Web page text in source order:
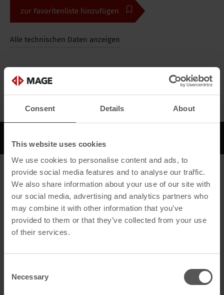
Consent Details About
This website uses cookies
We use cookies to personalise content and ads, to
provide social media features and to analyse our traffic.
We also share information about your use of our site with
our social media, advertising and analytics partners who
may combine it with other information that you’ve
provided to them or that they’ve collected from your use
of their services.
Selection
Necessary
zur Favoritenliste hinzufügen
Alle technischen Daten anzeigen
Bilder
Beschreibung
Allgemein
Produktname
Flex Polyform 450mm x 5m
GTIN 4260526955437
Artikelart